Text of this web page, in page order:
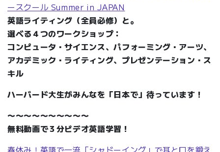
ースクール Summer in JAPAN
英語ライティング（全員必修）と。
選べる４つのワークショップ：
コンピュータ・サイエンス、パフォーミング・アーツ、
アカデミック・ライティング、プレゼンテーション・ス
キル
ハーバード大生がみんなを「日本で」待っています！
〜〜〜〜〜〜〜〜〜〜
無料動画で３分ビデオ英語学習！
春休み！英語で一流「シャドーイング」で耳と口を鍛え